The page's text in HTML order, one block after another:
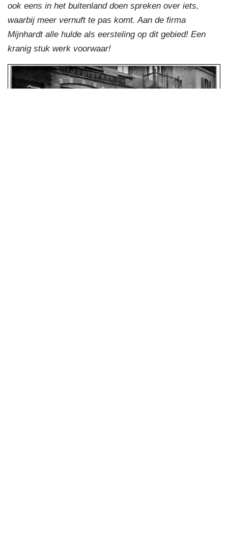
ook eens in het buitenland doen spreken over iets,
waarbij meer vernuft te pas komt. Aan de firma
Mijnhardt alle hulde als eersteling op dit gebied! Een
kranig stuk werk voorwaar!